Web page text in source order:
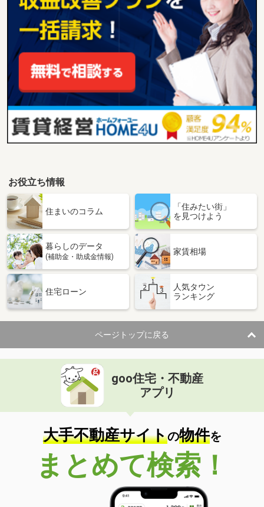
お役立ち情報
住まいのコラム
「住みたい街」
を見つけよう
暮らしのデータ
(補助金・助成金情報)
家賃相場
住宅ローン
人気タウン
ランキング
ページトップに戻る
goo住宅・不動産
アプリ
大手不動産サイトの物件を
まとめて検索！